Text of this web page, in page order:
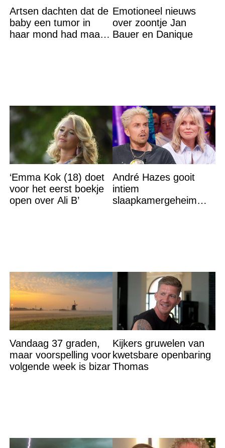
Artsen dachten dat de
baby een tumor in
haar mond had maar
Emotioneel nieuws
over zoontje Jan
Bauer en Danique
‘Emma Kok (18) doet
voor het eerst boekje
open over Ali B’
André Hazes gooit
intiem
slaapkamergeheim
Vandaag 37 graden,
maar voorspelling voor
volgende week is bizar
Kijkers gruwelen van
kwetsbare openbaring
Thomas